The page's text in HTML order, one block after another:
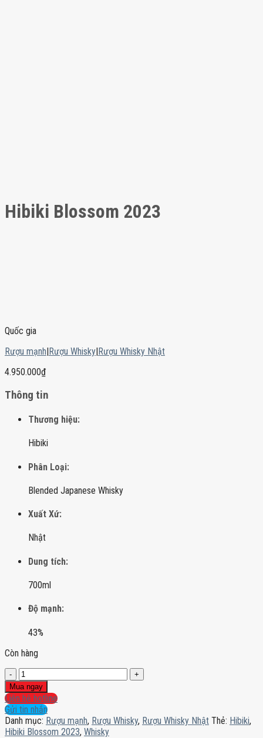
Hibiki Blossom 2023
Quốc gia
Rượu mạnh|Rượu Whisky|Rượu Whisky Nhật
4.950.000₫
Thông tin
Thương hiệu:
Hibiki
Phân Loại:
Blended Japanese Whisky
Xuất Xứ:
Nhật
Dung tích:
700ml
Độ mạnh:
43%
Còn hàng
Hibiki
Blossom
2023
số
lượng
Mua ngay
Liên hệ hotline
Gửi tin nhắn
Danh mục: Rượu mạnh, Rượu Whisky, Rượu Whisky Nhật Thẻ: Hibiki,
Hibiki Blossom 2023, Whisky